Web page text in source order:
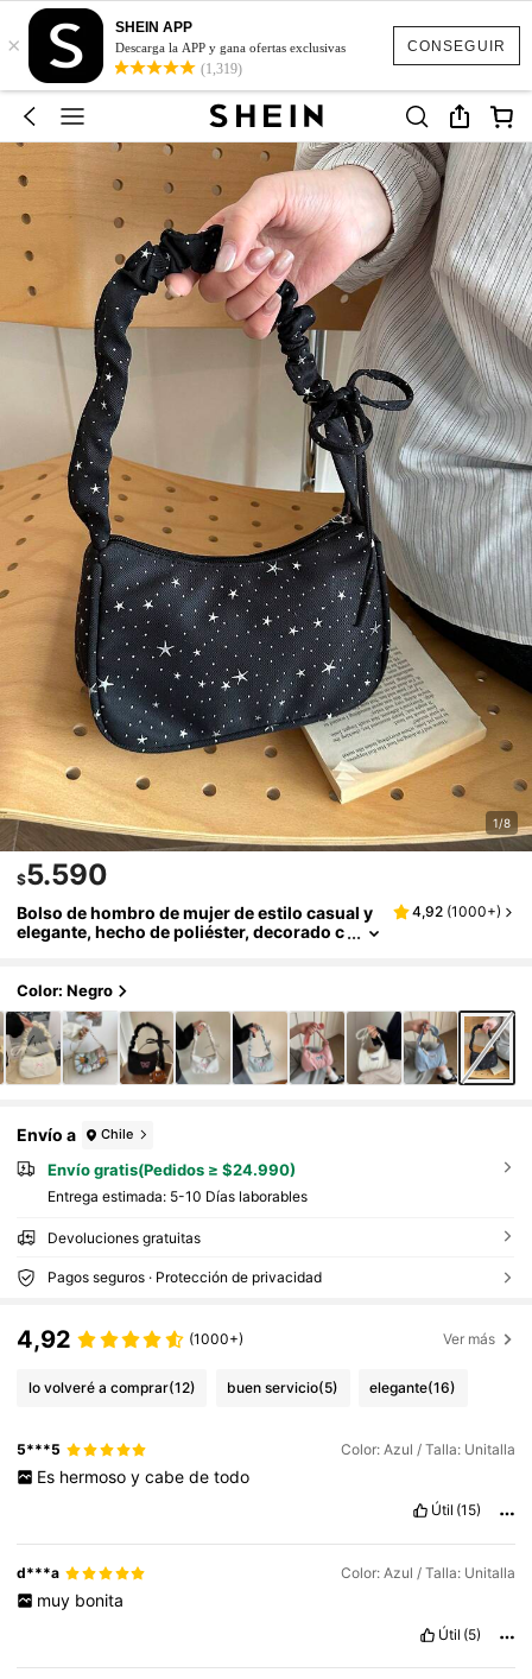
CONSEGUIR
×
SHEIN APP
Descarga la APP y gana ofertas exclusivas
(1,319)
1/8
$5.590
Bolso de hombro de mujer de estilo casual y
elegante, hecho de poliéster, decorado c
rias, compras, citas, fiestas, ir al trabajo, par
a todas las estaciones, un regalo ideal para
mujeres que buscan un estilo casual y de mo
da
4,92 (1000+)
Color: Negro
Envío a Chile
Envío gratis(Pedidos ≥ $24.990)
Entrega estimada: 5-10 Días laborables
Devoluciones gratuitas
Pagos seguros · Protección de privacidad
4,92 (1000+) Ver más
lo volveré a comprar(12) buen servicio(5) elegante(16)
5***5 Color: Azul / Talla: Unitalla
Es hermoso y cabe de todo
Útil (15)
d***a Color: Azul / Talla: Unitalla
muy bonita
Útil (5)